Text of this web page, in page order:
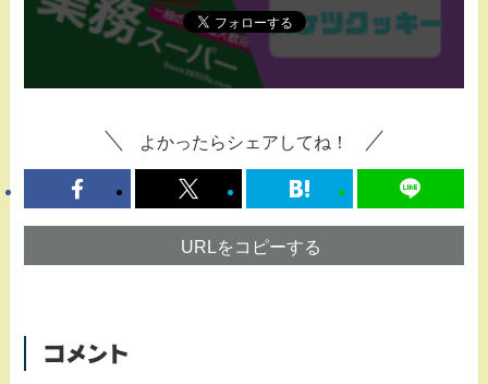
よかったらシェアしてね！
URLをコピーする
コメント